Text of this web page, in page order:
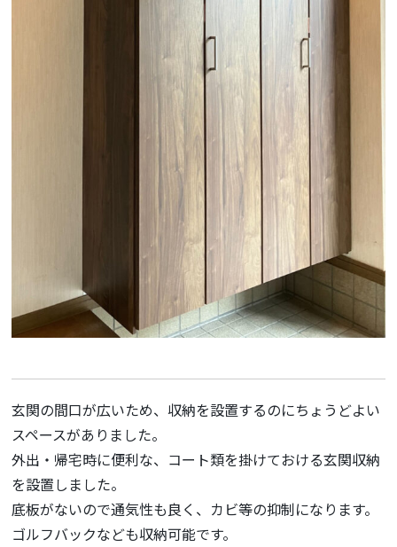
玄関の間口が広いため、収納を設置するのにちょうどよい
スペースがありました。
外出・帰宅時に便利な、コート類を掛けておける玄関収納
を設置しました。
底板がないので通気性も良く、カビ等の抑制になります。
ゴルフバックなども収納可能です。